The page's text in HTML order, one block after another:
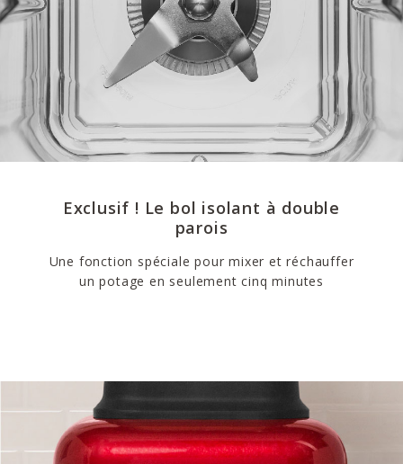
Exclusif ! Le bol isolant à double
parois
Une fonction spéciale pour mixer et réchauffer
un potage en seulement cinq minutes